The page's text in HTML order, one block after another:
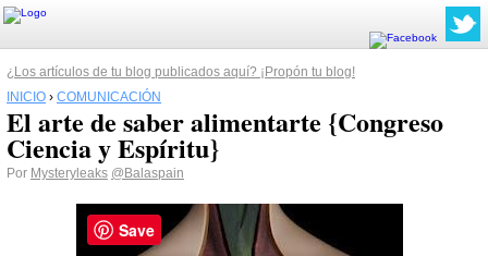
¿Los artículos de tu blog publicados aquí? ¡Propón tu blog!
INICIO › COMUNICACIÓN
El arte de saber alimentarte {Congreso
Ciencia y Espíritu}
Por Mysteryleaks @Balaspain
Save